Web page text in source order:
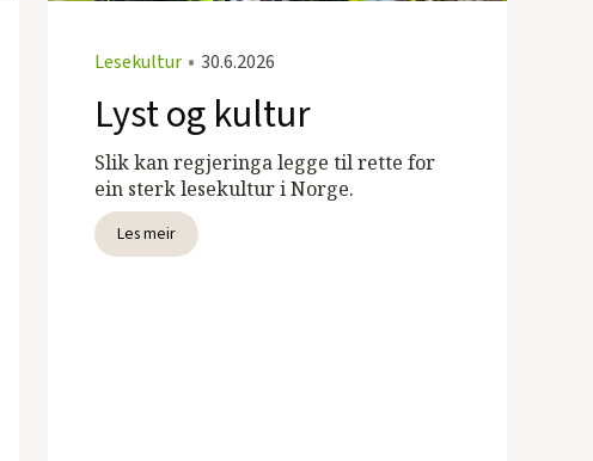
Lesekultur • 30.6.2026
Lyst og kultur
Slik kan regjeringa legge til rette for
ein sterk lesekultur i Norge.
Les meir